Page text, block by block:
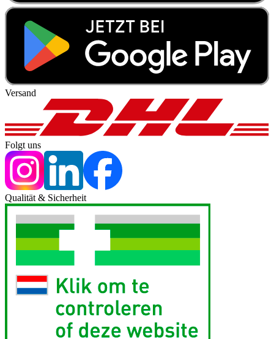
Versand
Folgt uns
Qualität & Sicherheit